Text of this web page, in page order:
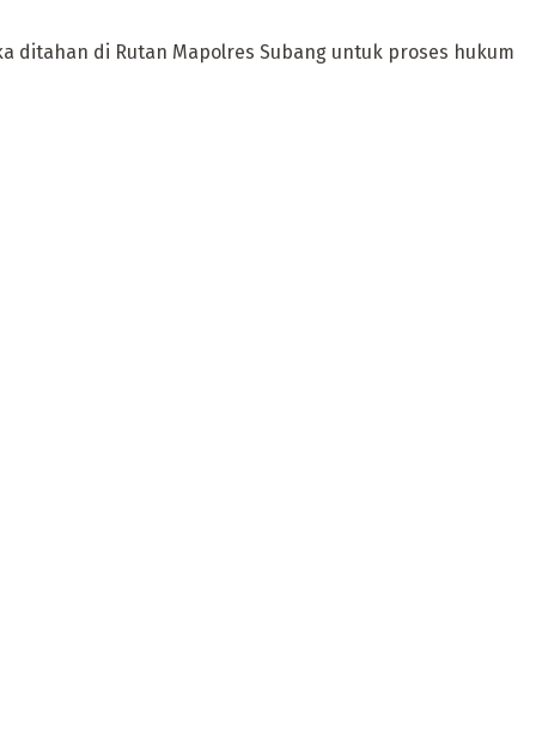
ditahan di Rutan Mapolres Subang untuk proses hukum